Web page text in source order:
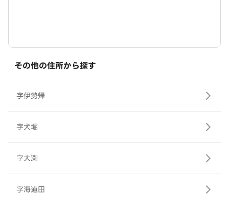
その他の住所から探す
字伊勢帰
字犬堀
字大渕
字海道田